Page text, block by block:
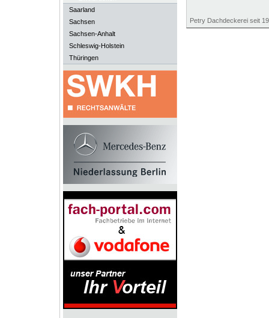
Saarland
Sachsen
Sachsen-Anhalt
Schleswig-Holstein
Thüringen
Petry Dachdeckerei seit